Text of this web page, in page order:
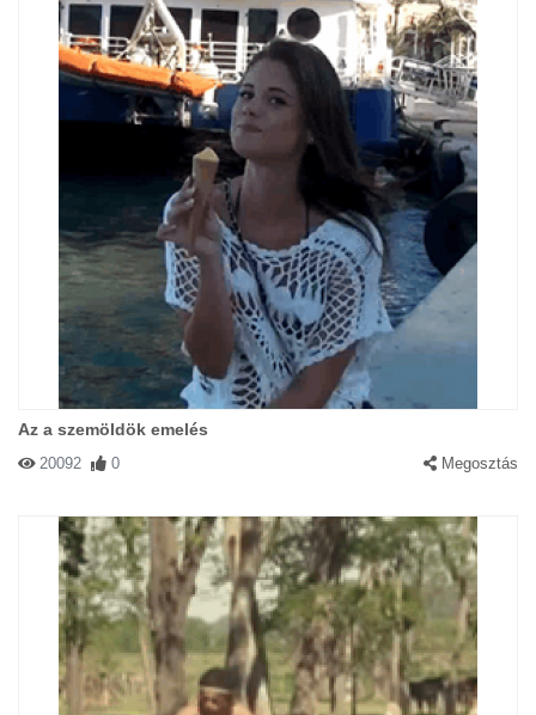
Az a szemöldök emelés
20092 0 Megosztás